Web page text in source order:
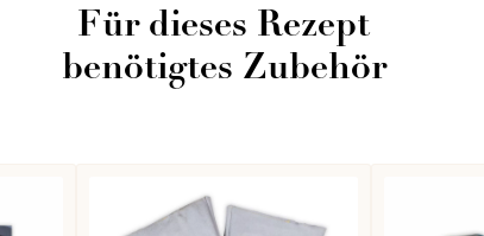
Für dieses Rezept
benötigtes Zubehör